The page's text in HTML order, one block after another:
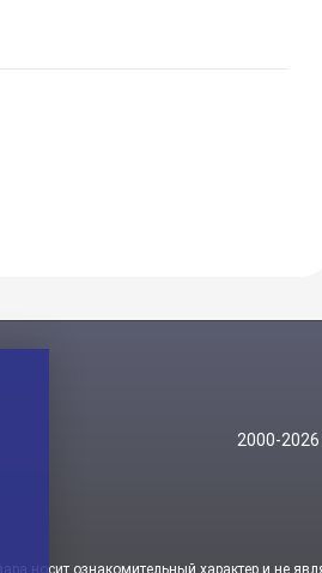
2000-